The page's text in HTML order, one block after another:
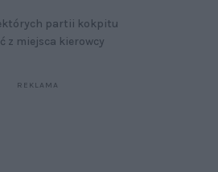
partii kokpitu
z miejsca kierowcy